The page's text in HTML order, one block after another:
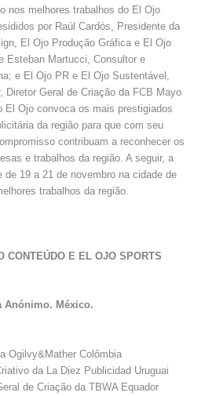
nos melhores trabalhos do El Ojo
por Raúl Cardós, Presidente da
El Ojo Produção Gráfica e El Ojo
Esteban Martucci, Consultor e
e El Ojo PR e El Ojo Sustentável,
Diretor Geral de Criação da FCB Mayo
El Ojo convoca os mais prestigiados
da região para que com seu
contribuam a reconhecer os
e trabalhos da região. A seguir, a
de 19 a 21 de novembro na cidade de
trabalhos da região.
CONTEÚDO E EL OJO SPORTS
Anónimo. México.
Ogilvy&Mather Colômbia
da La Diez Publicidad Uruguai
de Criação da TBWA Equador